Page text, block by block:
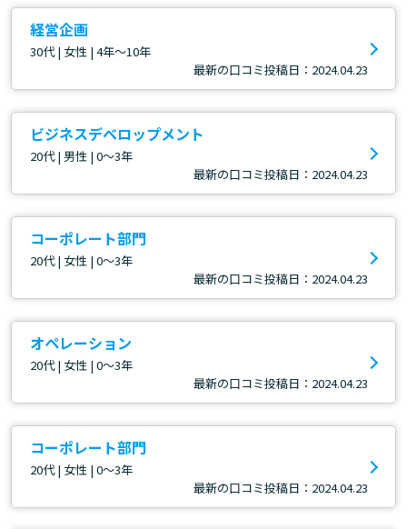
経営企画
30代 | 女性 | 4年～10年
最新の口コミ投稿日：2024.04.23
ビジネスデベロップメント
20代 | 男性 | 0～3年
最新の口コミ投稿日：2024.04.23
コーポレート部門
20代 | 女性 | 0～3年
最新の口コミ投稿日：2024.04.23
オペレーション
20代 | 女性 | 0～3年
最新の口コミ投稿日：2024.04.23
コーポレート部門
20代 | 女性 | 0～3年
最新の口コミ投稿日：2024.04.23